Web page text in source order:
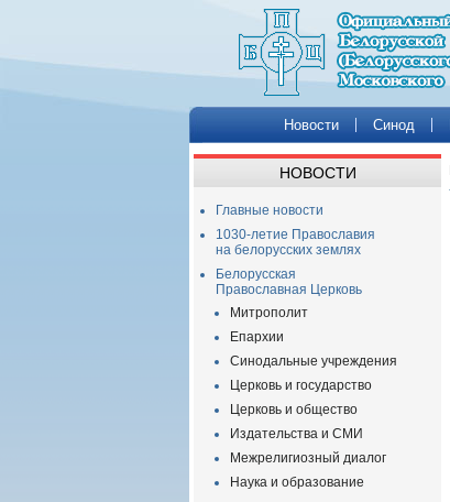
Новости Синод
НОВОСТИ
Главные новости
1030-летие Православия
на белорусских землях
Белорусская
Православная Церковь
Митрополит
Епархии
Синодальные учреждения
Церковь и государство
Церковь и общество
Издательства и СМИ
Межрелигиозный диалог
Наука и образование